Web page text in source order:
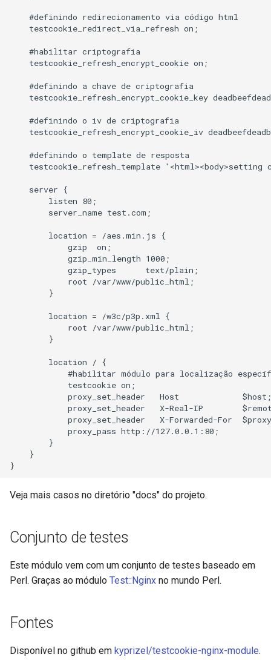
    #definindo redirecionamento via código html
    testcookie_redirect_via_refresh on;
    #habilitar criptografia
    testcookie_refresh_encrypt_cookie on;
    #definindo a chave de criptografia
testcookie_refresh_encrypt_cookie_key
    #definindo o iv de criptografia
testcookie_refresh_encrypt_cookie_iv
    #definindo o template de resposta
testcookie_refresh_template
    server {
        listen 80;
        server_name test.com;
        location = /aes.min.js {
            gzip  on;
            gzip_min_length 1000;
            gzip_types      text/plain;
            root /var/www/public_html;
        }
        location = /w3c/p3p.xml {
            root /var/www/public_html;
        }
        location / {
#habilitar módulo para localização
            testcookie on;
            proxy_set_header   Host             $host;
proxy_set_header   X-Real-IP
proxy_set_header   X-Forwarded-For
            proxy_pass http://127.0.0.1:80;
        }
    }
Veja mais casos no diretório "docs" do projeto.
Conjunto de testes
Este módulo vem com um conjunto de testes baseado em
Perl. Graças ao módulo Test::Nginx no mundo Perl.
Fontes
Disponível no github em kyprizel/testcookie-nginx-module.